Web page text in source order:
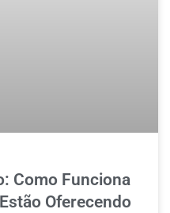
Como Funciona
Oferecendo